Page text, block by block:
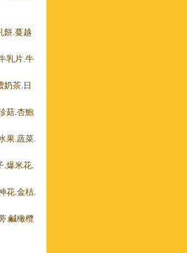
餅.蔓越
乳片.牛
奶茶.日
菇.杏鮑
果.蔬菜.
.爆米花.
花.金桔.
.鹹橄欖